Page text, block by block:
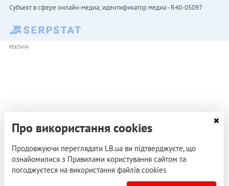
Субъект в сфере онлайн-медиа; идентификатор медиа - R40-05097
РЕКЛАМА
Про використання cookies
Продовжуючи переглядати LB.ua ви підтверджуєте, що
ознайомилися з Правилами користування сайтом та
погоджуєтеся на використання файлів cookies